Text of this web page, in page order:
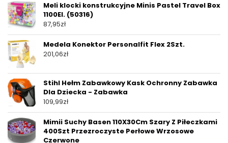
Meli klocki konstrukcyjne Minis Pastel Travel Box
1100El. (50316)
87,95zł
Medela Konektor Personalfit Flex 2Szt.
201,06zł
Stihl Hełm Zabawkowy Kask Ochronny Zabawka
Dla Dziecka - Zabawka
109,99zł
Mimii Suchy Basen 110X30Cm Szary Z Piłeczkami
400Szt Przezroczyste Perłowe Wrzosowe
Czerwone